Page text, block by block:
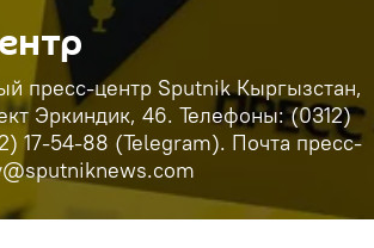
пресс-центр Sputnik Кыргызстан,
Эркиндик, 46. Телефоны: (0312)
17-54-88 (Telegram). Почта пресс-